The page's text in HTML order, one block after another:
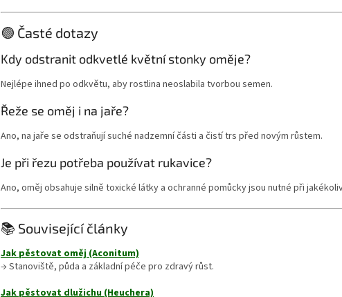
🟢 Časté dotazy
Kdy odstranit odkvetlé květní stonky oměje?
Nejlépe ihned po odkvětu, aby rostlina neoslabila tvorbou semen.
Řeže se oměj i na jaře?
Ano, na jaře se odstraňují suché nadzemní části a čistí trs před novým růstem.
Je při řezu potřeba používat rukavice?
Ano, oměj obsahuje silně toxické látky a ochranné pomůcky jsou nutné při
📚 Související články
Jak pěstovat oměj (Aconitum)
→ Stanoviště, půda a základní péče pro zdravý růst.
Jak pěstovat dlužichu (Heuchera)